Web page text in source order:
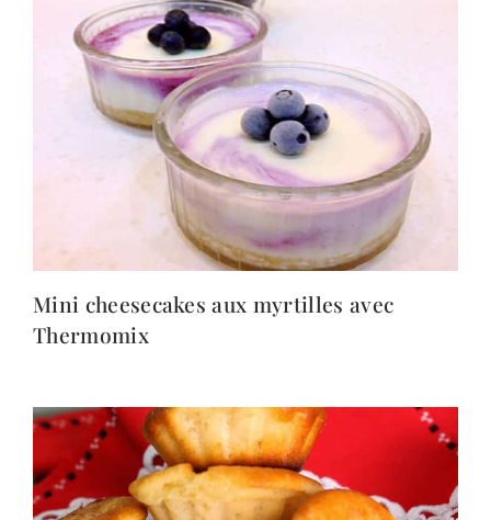
Mini cheesecakes aux myrtilles avec
Thermomix